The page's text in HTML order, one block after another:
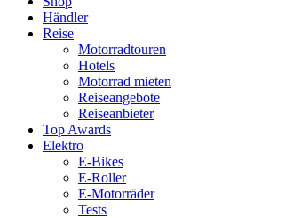
Händler
Reise
Motorradtouren
Hotels
Motorrad mieten
Reiseangebote
Reiseanbieter
Top Awards
Elektro
E-Bikes
E-Roller
E-Motorräder
Tests